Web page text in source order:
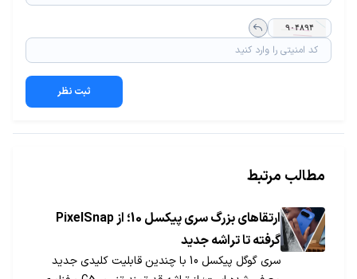
ثبت نظر
مطالب مرتبط
ارتقاهای بزرگ سری پیکسل 10؛ از PixelSnap
گرفته تا تراشه جدید
سری گوگل پیکسل 10 با چندین قابلیت کلیدی جدید